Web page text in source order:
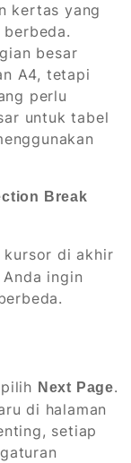
kertas yang
besar
A4, tetapi
perlu
untuk tabel
Break
kursor di akhir
ingin
Next Page.
di halaman
setiap